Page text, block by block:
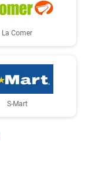
La Comer
S-Mart